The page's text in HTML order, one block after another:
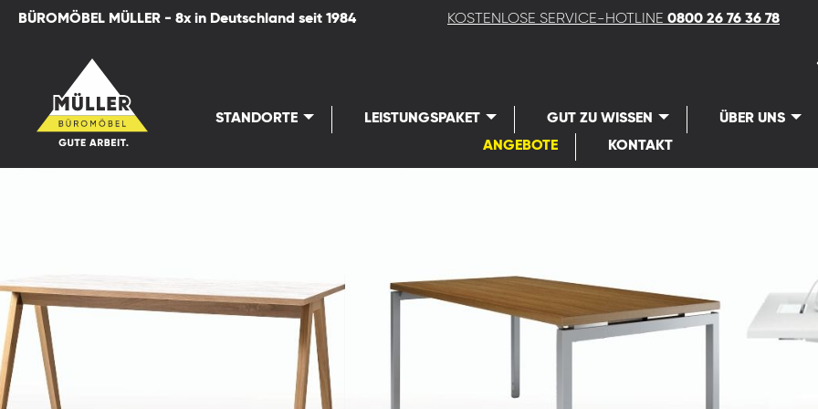
Zur Hauptnavigation springen
BÜROMÖBEL MÜLLER - 8x in Deutschland seit 1984 KOSTENLOSE SERVICE-HOTLINE 0800 26 76 36 78
STANDORTE LEISTUNGSPAKET GUT ZU WISSEN
ÜBER UNS
ANGEBOTE
KONTAKT